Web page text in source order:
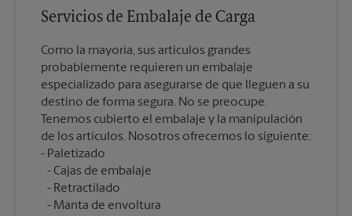
Servicios de Embalaje de Carga
Como la mayoría, sus artículos grandes
probablemente requieren un embalaje
especializado para asegurarse de que lleguen a su
destino de forma segura. No se preocupe.
Tenemos cubierto el embalaje y la manipulación
de los artículos. Nosotros ofrecemos lo siguiente:
Cajas de embalaje
Retractilado
Manta de envoltura